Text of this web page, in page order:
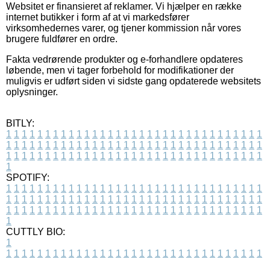
Websitet er finansieret af reklamer. Vi hjælper en række
internet butikker i form af at vi markedsfører
virksomhedernes varer, og tjener kommission når vores
brugere fuldfører en ordre.
Fakta vedrørende produkter og e-forhandlere opdateres
løbende, men vi tager forbehold for modifikationer der
muligvis er udført siden vi sidste gang opdaterede websitets
oplysninger.
BITLY:
1 1 1 1 1 1 1 1 1 1 1 1 1 1 1 1 1 1 1 1 1 1 1 1 1 1 1 1 1 1 1 1 1
1 1 1 1 1 1 1 1 1 1 1 1 1 1 1 1 1 1 1 1 1 1 1 1 1 1 1 1 1 1 1 1 1
1 1 1 1 1 1 1 1 1 1 1 1 1 1 1 1 1 1 1 1 1 1 1 1 1 1 1 1 1 1 1 1 1
1
SPOTIFY:
1 1 1 1 1 1 1 1 1 1 1 1 1 1 1 1 1 1 1 1 1 1 1 1 1 1 1 1 1 1 1 1 1
1 1 1 1 1 1 1 1 1 1 1 1 1 1 1 1 1 1 1 1 1 1 1 1 1 1 1 1 1 1 1 1 1
1 1 1 1 1 1 1 1 1 1 1 1 1 1 1 1 1 1 1 1 1 1 1 1 1 1 1 1 1 1 1 1 1
1
CUTTLY BIO:
1
1 1 1 1 1 1 1 1 1 1 1 1 1 1 1 1 1 1 1 1 1 1 1 1 1 1 1 1 1 1 1 1 1